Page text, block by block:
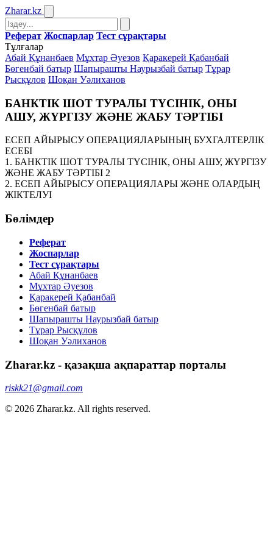
Zharar.kz
Реферат Жоспарлар Тест сұрақтары
Тұлғалар
Абай Құнанбаев Мұхтар Әуезов Қаракерей Қабанбай
Бөгенбай батыр Шапырашты Наурызбай батыр Тұрар
Рысқұлов Шоқан Уәлиханов
БАНКТІК ШОТ ТУРАЛЫ ТҮСІНІК, ОНЫ
АШУ, ЖҮРГІЗУ ЖӘНЕ ЖАБУ ТӘРТІБІ
ЕСЕП АЙЫРЫСУ ОПЕРАЦИЯЛАРЫНЫҢ БУХГАЛТЕРЛІК
ЕСЕБІ
1. БАНКТІК ШОТ ТУРАЛЫ ТҮСІНІК, ОНЫ АШУ, ЖҮРГІЗУ
ЖӘНЕ ЖАБУ ТӘРТІБІ 2
2. ЕСЕП АЙЫРЫСУ ОПЕРАЦИЯЛАРЫ ЖӘНЕ ОЛАРДЫҢ
ЖІКТЕЛУІ
Бөлімдер
Реферат
Жоспарлар
Тест сұрақтары
Абай Құнанбаев
Мұхтар Әуезов
Қаракерей Қабанбай
Бөгенбай батыр
Шапырашты Наурызбай батыр
Тұрар Рысқұлов
Шоқан Уәлиханов
Zharar.kz - қазақша ақпараттар порталы
riskk21@gmail.com
© 2026 Zharar.kz. All rights reserved.